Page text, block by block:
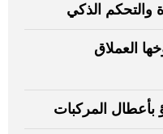
والتحكم الذكي
العملاق
بأعطال المركبات